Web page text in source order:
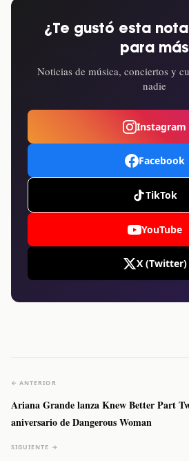
¿Te gustó esta
para más
Noticias de música, conciertos y
nadie
Instagram
Facebook
TikTok
YouTube
X (Twitter)
← ANTERIOR
Ariana Grande lanza Knew Better Part
aniversario de Dangerous Woman
SIGUIENTE →